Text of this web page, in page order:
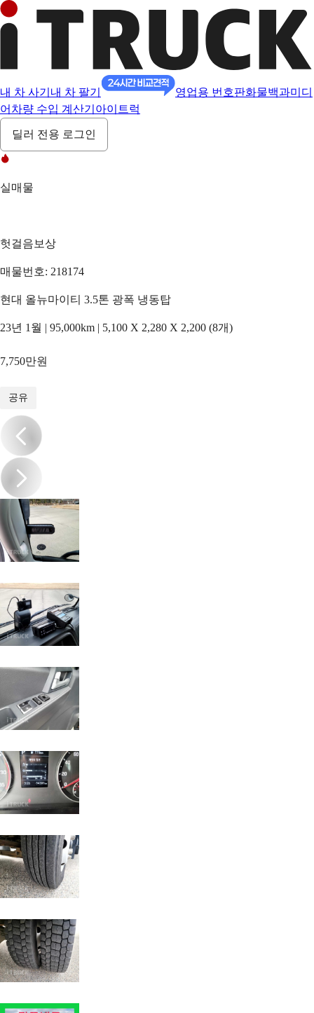
내 차 사기 내 차 팔기 영업용 번호판화물백과미디
어 차량 수입 계산기 아이트럭
딜러 전용 로그인
실매물
헛걸음보상
매물번호: 218174
현대 올뉴마이티 3.5톤 광폭 냉동탑
23년 1월 | 95,000km | 5,100 X 2,280 X 2,200 (8개)
7,750만원
공유
/20